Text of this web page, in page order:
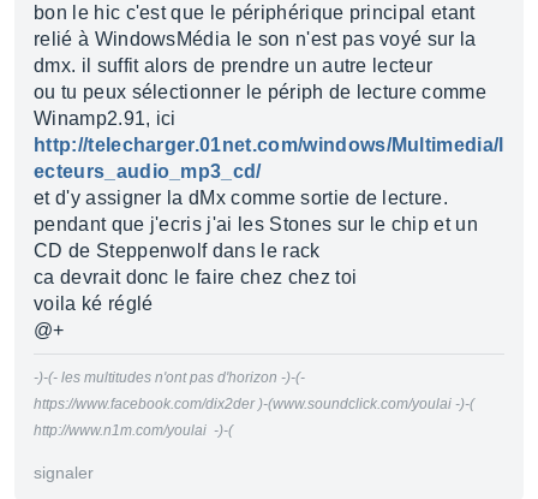
bon le hic c'est que le périphérique principal etant
relié à WindowsMédia le son n'est pas voyé sur la
dmx. il suffit alors de prendre un autre lecteur
ou tu peux sélectionner le périph de lecture comme
Winamp2.91, ici
http://telecharger.01net.com/windows/Multimedia/l
ecteurs_audio_mp3_cd/
et d'y assigner la dMx comme sortie de lecture.
pendant que j'ecris j'ai les Stones sur le chip et un
CD de Steppenwolf dans le rack
ca devrait donc le faire chez chez toi
voila ké réglé
@+
-)-(- les multitudes n'ont pas d'horizon -)-(-
https://www.facebook.com/dix2der )-(www.soundclick.com/youlai -)-(
http://www.n1m.com/youlai -)-(
signaler